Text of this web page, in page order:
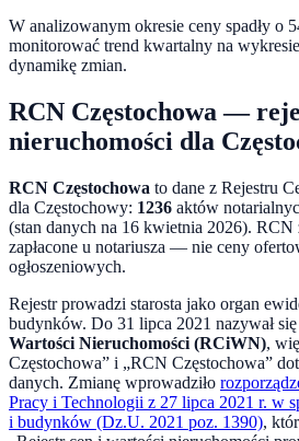
W analizowanym okresie ceny spadły o
monitorować trend kwartalny na
dynamikę zmian.
RCN Częstochowa—
nieruchomości dla
RCN Częstochowa to dane z Rejestru
dla Częstochowy: 1236 aktów
(stan danych na 16 kwietnia 2026). RCN
zapłacone u notariusza — nie ceny
ogłoszeniowych.
Rejestr prowadzi starosta jako organ
budynków. Do 31 lipca 2021 nazywał się
Wartości Nieruchomości (RCiWN),
Częstochowa” i „RCN Częstochowa”
danych. Zmianę wprowadziło
Pracy i Technologii z 27 lipca 2021 r. w
i budynków (Dz.U. 2021 poz. 1390),